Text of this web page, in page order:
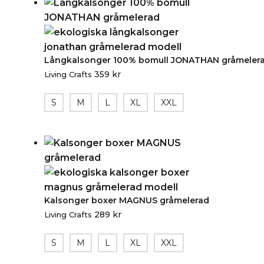
Långkalsonger 100% bomull JONATHAN
Living Crafts 359 kr
S M L XL XXL
Kalsonger boxer MAGNUS gråmelerad
Living Crafts 289 kr
S M L XL XXL